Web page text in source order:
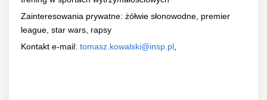
Zainteresowania prywatne: żółwie słonowodne, premier
league, star wars, rapsy
Kontakt e-mail: tomasz.kowalski@insp.pl